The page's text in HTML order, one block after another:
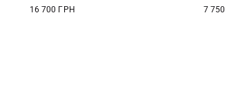
16 700 ГРН
7